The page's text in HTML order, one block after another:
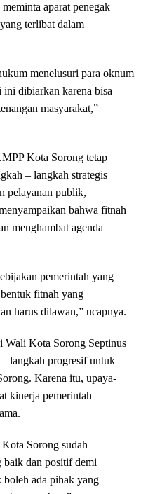
aparat penegak
terlibat dalam
menelusuri para oknum
ini dibiarkan karena bisa
masyarakat,”
Kota Sorong tetap
– langkah strategis
pelayanan publik,
bahwa fitnah
menghambat agenda
pemerintah yang
fitnah yang
harus dilawan,” ucapnya.
Wali Kota Sorong Septinus
langkah progresif untuk
Karena itu, upaya-
kinerja pemerintah
Sorong sudah
baik dan positif demi
ada pihak yang